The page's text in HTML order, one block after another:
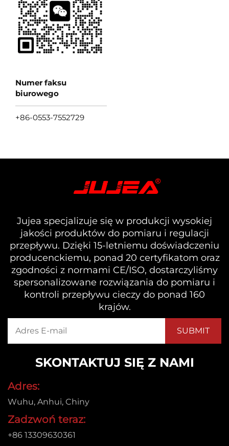
Numer faksu
biurowego
+86-0553-7552729
Jujea specjalizuje się w produkcji wysokiej
jakości produktów do pomiaru i regulacji
przepływu. Dzięki 15-letniemu doświadczeniu
producenckiemu, ponad 20 certyfikatom oraz
zgodności z normami CE/ISO, dostarczyliśmy
spersonalizowane rozwiązania do pomiaru i
kontroli przepływu cieczy do ponad 160
krajów.
SKONTAKTUJ SIĘ Z NAMI
Adres:
Wuhu, Anhui, Chiny
Zadzwoń teraz:
+86 13309630361